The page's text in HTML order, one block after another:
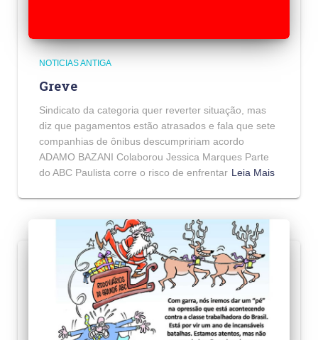
NOTICIAS ANTIGA
Greve
Sindicato da categoria quer reverter situação, mas
diz que pagamentos estão atrasados e fala que sete
companhias de ônibus descumpririam acordo
ADAMO BAZANI Colaborou Jessica Marques Parte
do ABC Paulista corre o risco de enfrentar Leia Mais